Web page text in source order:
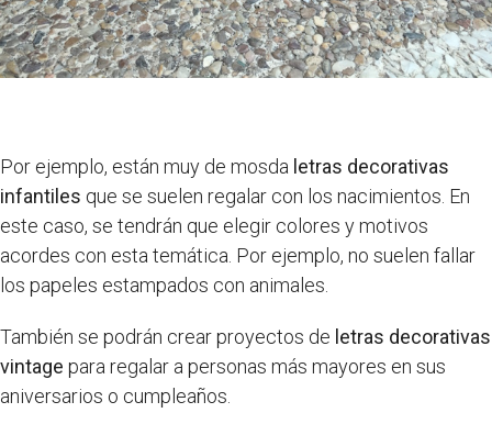
Por ejemplo, están muy de mosda letras decorativas
infantiles que se suelen regalar con los nacimientos. En
este caso, se tendrán que elegir colores y motivos
acordes con esta temática. Por ejemplo, no suelen fallar
los papeles estampados con animales.
También se podrán crear proyectos de letras decorativas
vintage para regalar a personas más mayores en sus
aniversarios o cumpleaños.